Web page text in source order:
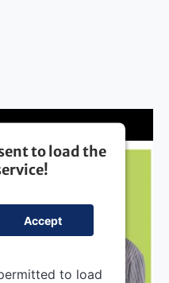
to load the
to load
Accept